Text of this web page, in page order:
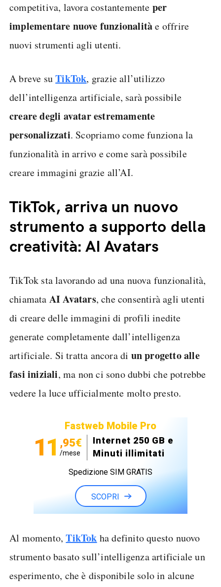
competitiva, lavora costantemente per
implementare nuove funzionalitàe offrire
nuovi strumenti agli utenti.
A breve suTikTok, grazie all’utilizzo
dell’intelligenza artificiale, sarà possibile
creare degli avatar estremamente
personalizzati. Scopriamo come funziona la
funzionalità in arrivo e come sarà possibile
creare immagini grazie all’AI.
TikTok, arriva un nuovo
strumento a supporto della
creatività: AI Avatars
TikTok sta lavorando ad una nuova funzionalità,
chiamata AI Avatars, che consentirà agli utenti
di creare delle immagini di profili inedite
generate completamente dall’intelligenza
artificiale. Si tratta ancora di un progetto alle
fasi iniziali, ma non ci sono dubbi che potrebbe
vedere la luce ufficialmente molto presto.
Fastweb Mobile Pro
11 ,95€
/mese
Internet 250 GB e
Minuti illimitati
Spedizione SIM GRATIS
SCOPRI
Al momento,TikTok ha definito questo nuovo
strumento basato sull’intelligenza artificiale un
esperimento, che è disponibile solo in alcune